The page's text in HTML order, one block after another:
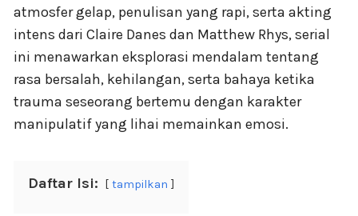
atmosfer gelap, penulisan yang rapi, serta akting
intens dari Claire Danes dan Matthew Rhys, serial
ini menawarkan eksplorasi mendalam tentang
rasa bersalah, kehilangan, serta bahaya ketika
trauma seseorang bertemu dengan karakter
manipulatif yang lihai memainkan emosi.
Daftar Isi: tampilkan